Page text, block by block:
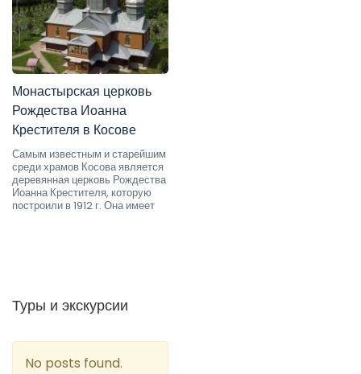
Монастырская церковь
Рождества Иоанна
Крестителя в Косове
Самым известным и старейшим
среди храмов Косова является
деревянная церковь Рождества
Иоанна Крестителя, которую
построили в 1912 г. Она имеет
Туры и экскурсии
No posts found.